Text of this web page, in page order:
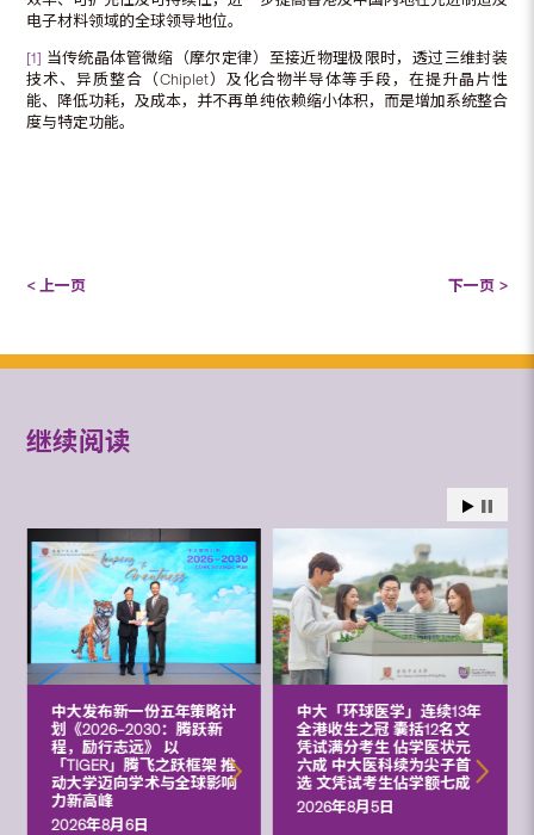
电子材料领域的全球领导地位。
[1] 当传统晶体管微缩（摩尔定律）至接近物理极限时，透过三维封装
技术、异质整合（Chiplet）及化合物半导体等手段，在提升晶片性
能、降低功耗，及成本，并不再单纯依赖缩小体积，而是增加系统整合
度与特定功能。
< 上一页 下一页 >
继续阅读
中大发布新一份五年策略计
划《2026‒2030：腾跃新
程，励行志远》 以
「TIGER」腾飞之跃框架 推
动大学迈向学术与全球影响
力新高峰
2026年8月6日
中大「环球医学」连续13年
全港收生之冠 囊括12名文
凭试满分考生 佔学医状元
六成 中大医科续为尖子首
选 文凭试考生佔学额七成
2026年8月5日